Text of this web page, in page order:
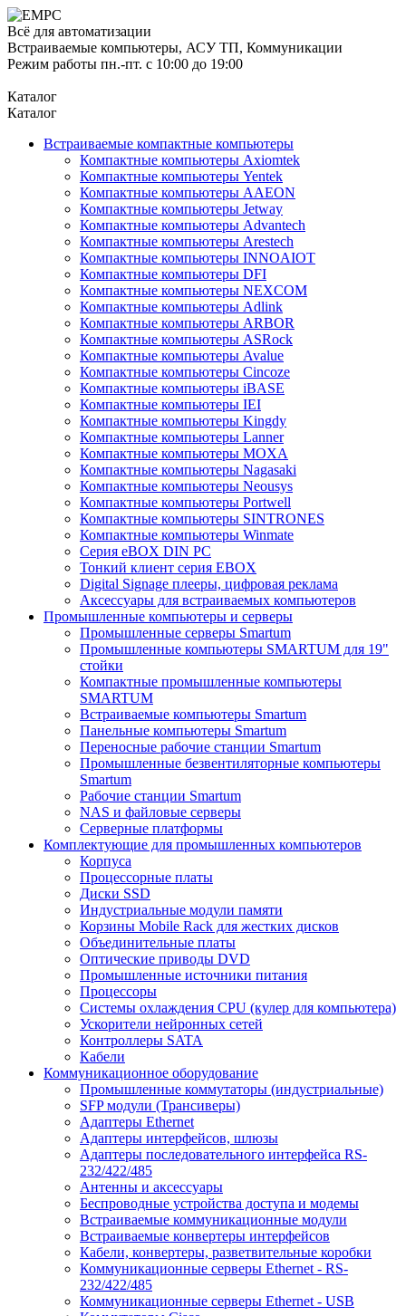
Всё для автоматизации
Встраиваемые компьютеры, АСУ ТП, Коммуникации
Режим работы пн.-пт. с 10:00 до 19:00
Каталог
Каталог
Встраиваемые компактные компьютеры
Компактные компьютеры Axiomtek
Компактные компьютеры Yentek
Компактные компьютеры AAEON
Компактные компьютеры Jetway
Компактные компьютеры Advantech
Компактные компьютеры Arestech
Компактные компьютеры INNOAIOT
Компактные компьютеры DFI
Компактные компьютеры NEXCOM
Компактные компьютеры Adlink
Компактные компьютеры ARBOR
Компактные компьютеры ASRock
Компактные компьютеры Avalue
Компактные компьютеры Cincoze
Компактные компьютеры iBASE
Компактные компьютеры IEI
Компактные компьютеры Kingdy
Компактные компьютеры Lanner
Компактные компьютеры MOXA
Компактные компьютеры Nagasaki
Компактные компьютеры Neousys
Компактные компьютеры Portwell
Компактные компьютеры SINTRONES
Компактные компьютеры Winmate
Серия eBOX DIN PC
Тонкий клиент серия EBOX
Digital Signage плееры, цифровая реклама
Аксессуары для встраиваемых компьютеров
Промышленные компьютеры и серверы
Промышленные серверы Smartum
Промышленные компьютеры SMARTUM для 19"
стойки
Компактные промышленные компьютеры
SMARTUM
Встраиваемые компьютеры Smartum
Панельные компьютеры Smartum
Переносные рабочие станции Smartum
Промышленные безвентиляторные компьютеры
Smartum
Рабочие станции Smartum
NAS и файловые серверы
Серверные платформы
Комплектующие для промышленных компьютеров
Корпуса
Процессорные платы
Диски SSD
Индустриальные модули памяти
Корзины Mobile Rack для жестких дисков
Объединительные платы
Оптические приводы DVD
Промышленные источники питания
Процессоры
Системы охлаждения CPU (кулер для компьютера)
Ускорители нейронных сетей
Контроллеры SATA
Кабели
Коммуникационное оборудование
Промышленные коммутаторы (индустриальные)
SFP модули (Трансиверы)
Адаптеры Ethernet
Адаптеры интерфейсов, шлюзы
Адаптеры последовательного интерфейса RS-
232/422/485
Антенны и аксессуары
Беспроводные устройства доступа и модемы
Встраиваемые коммуникационные модули
Встраиваемые конвертеры интерфейсов
Кабели, конвертеры, разветвительные коробки
Коммуникационные серверы Ethernet - RS-
232/422/485
Коммуникационные серверы Ethernet - USB